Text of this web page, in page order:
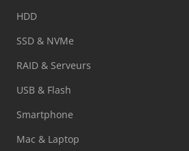
HDD
SSD & NVMe
RAID & Serveurs
USB & Flash
Smartphone
Mac & Laptop